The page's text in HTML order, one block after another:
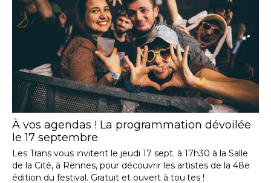
À vos agendas ! La programmation dévoilée
le 17 septembre
Les Trans vous invitent le jeudi 17 sept. à 17h30 à la Salle
de la Cité, à Rennes, pour découvrir les artistes de la 48e
édition du festival. Gratuit et ouvert à tou·tes !